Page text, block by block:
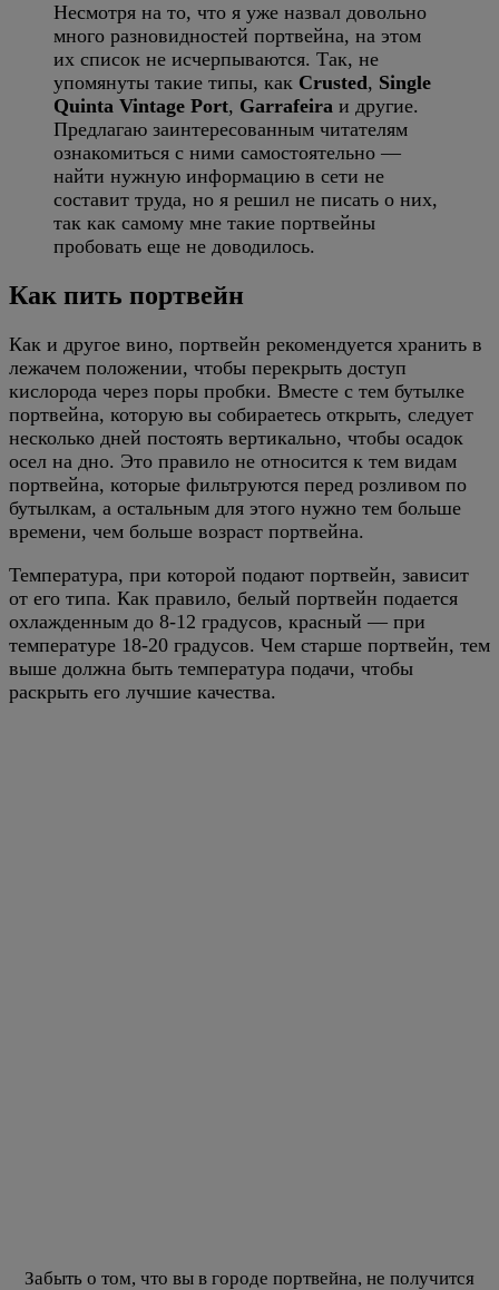
Несмотря на то, что я уже назвал довольно
много разновидностей портвейна, на этом
их список не исчерпываются. Так, не
упомянуты такие типы, как Crusted, Single
Quinta Vintage Port, Garrafeira и другие.
Предлагаю заинтересованным читателям
ознакомиться с ними самостоятельно —
найти нужную информацию в сети не
составит труда, но я решил не писать о них,
так как самому мне такие портвейны
пробовать еще не доводилось.
Как пить портвейн
Как и другое вино, портвейн рекомендуется хранить в
лежачем положении, чтобы перекрыть доступ
кислорода через поры пробки. Вместе с тем бутылке
портвейна, которую вы собираетесь открыть, следует
несколько дней постоять вертикально, чтобы осадок
осел на дно. Это правило не относится к тем видам
портвейна, которые фильтруются перед розливом по
бутылкам, а остальным для этого нужно тем больше
времени, чем больше возраст портвейна.
Температура, при которой подают портвейн, зависит
от его типа. Как правило, белый портвейн подается
охлажденным до 8-12 градусов, красный — при
температуре 18-20 градусов. Чем старше портвейн, тем
выше должна быть температура подачи, чтобы
раскрыть его лучшие качества.
Забыть о том, что вы в городе портвейна, не получится